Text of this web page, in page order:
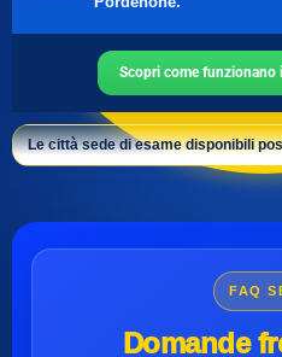
Scopri come funzionano
Le città sede di esame disponibili
FAQ
Domande